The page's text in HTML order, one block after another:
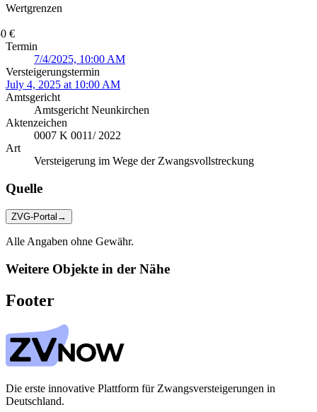
Wertgrenzen
€
Termin
7/4/2025, 10:00 AM
Versteigerungstermin
July 4, 2025 at 10:00 AM
Amtsgericht
Amtsgericht Neunkirchen
Aktenzeichen
0007 K 0011/ 2022
Art
Versteigerung im Wege der Zwangsvollstreckung
Quelle
ZVG-Portal →
Alle Angaben ohne Gewähr.
Weitere Objekte in der Nähe
Footer
Die erste innovative Plattform für Zwangsversteigerungen in
Deutschland.